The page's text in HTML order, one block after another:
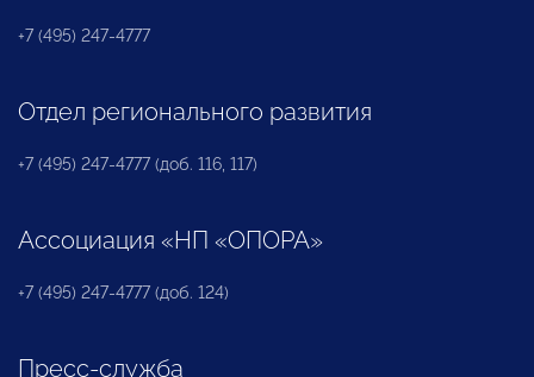
+7 (495) 247-4777
Отдел регионального развития
+7 (495) 247-4777 (доб. 116, 117)
Ассоциация «НП «ОПОРА»
+7 (495) 247-4777 (доб. 124)
Пресс-служба